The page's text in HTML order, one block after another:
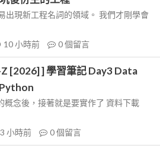
出現新工程名詞的領域。 我們才剛學會
10 小時前 0個留言
[2026] ] 學習筆記 Day3 Data
概念後，接著就是要實作了 資料下載
小時前 0個留言